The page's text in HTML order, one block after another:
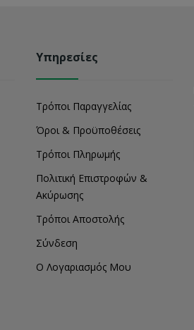
Υπηρεσίες
Τρόποι Παραγγελίας
Όροι & Προϋποθέσεις
Τρόποι Πληρωμής
Πολιτική Επιστροφών &
Ακύρωσης
Τρόποι Αποστολής
Σύνδεση
Ο Λογαριασμός Μου